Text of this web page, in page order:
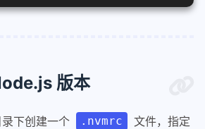
版本
下创建一个 .nvmrc
文件，指定